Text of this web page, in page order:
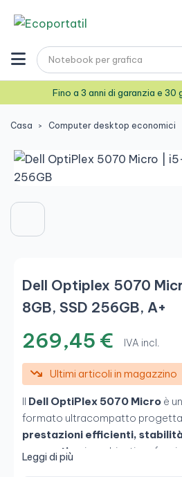
Fino a 3 anni di garanzia e 30
Casa Computer desktop economici
Dell Optiplex 5070
8GB, SSD 256GB, A+
269,45 € IVA incl.
Ultimi articoli in magazzino
Il Dell OptiPlex 5070 Micro è
formato ultracompatto
prestazioni efficienti,
energetico
in ambienti
Leggi di più